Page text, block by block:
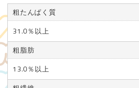
粗たんぱく質
31.0％以上
粗脂肪
13.0％以上